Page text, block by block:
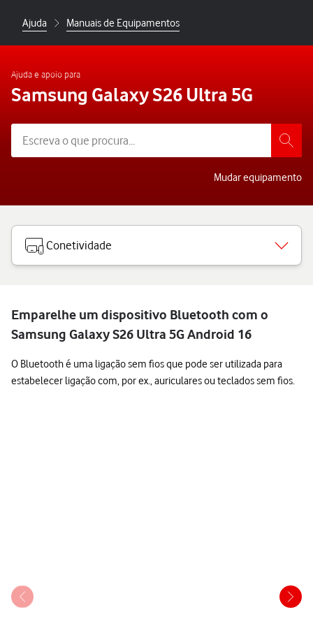
Ajuda Manuais de Equipamentos
Ajuda e apoio para
Samsung Galaxy S26 Ultra 5G
Mudar equipamento
Conetividade
Emparelhe um dispositivo Bluetooth com o
Samsung Galaxy S26 Ultra 5G Android 16
O Bluetooth é uma ligação sem fios que pode ser utilizada para
estabelecer ligação com, por ex., auriculares ou teclados sem fios.